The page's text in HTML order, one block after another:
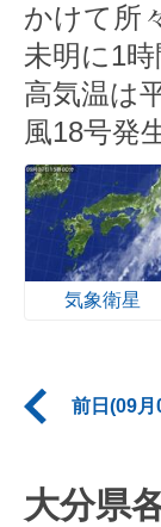
かけて所
未明に1
高気温は
風18号発
気象衛星
前日(09月
大分県